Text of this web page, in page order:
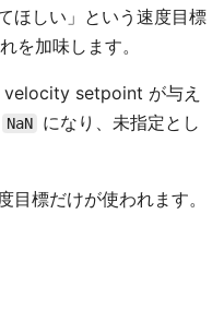
ほしい」という速度目標
を加味します。
setpoint が与え
NaN
になり、未指定とし
目標だけが使われます。